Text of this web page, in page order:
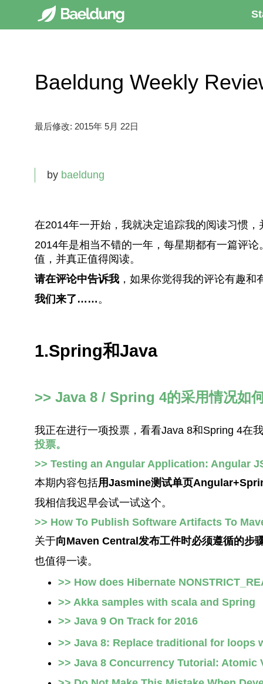
Baeldung Weekly
最后修改: 2015年 5月 22日
by baeldung
在2014年一开始，我就决定追踪我的阅读习惯，
2014年是相当不错的一年，每星期都有一篇评
值，并真正值得阅读。
请在评论中告诉我，如果你觉得我的评论有趣和
我们来了……。
1.Spring和Java
>> Java 8 / Spring 4的采用情况如
我正在进行一项投票，看看Java 8和Spring 4在
投票。
>> Testing an Angular Application: Angular
本期内容包括用Jasmine测试单页
我相信我迟早会试一试这个。
>> How To Publish Software Artifacts To
关于向Maven Central发布工件时必须遵循的步
也值得一读。
>> How does Hibernate
>> Akka samples with scala and Spring
>> Java 9 On Track for 2016
>> Java 8: Replace traditional for loops
>> Java 8 Concurrency Tutorial: Atomic